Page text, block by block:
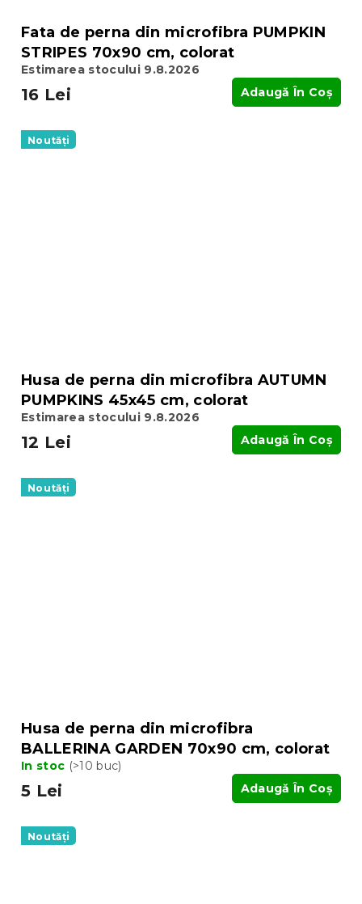
Fata de perna din microfibra PUMPKIN
STRIPES 70x90 cm, colorat
Estimarea stocului 9.8.2026
16 Lei Adaugă În Coş
Noutăți
Husa de perna din microfibra AUTUMN
PUMPKINS 45x45 cm, colorat
Estimarea stocului 9.8.2026
12 Lei Adaugă În Coş
Noutăți
Husa de perna din microfibra
BALLERINA GARDEN 70x90 cm, colorat
In stoc (>10 buc)
5 Lei Adaugă În Coş
Noutăți